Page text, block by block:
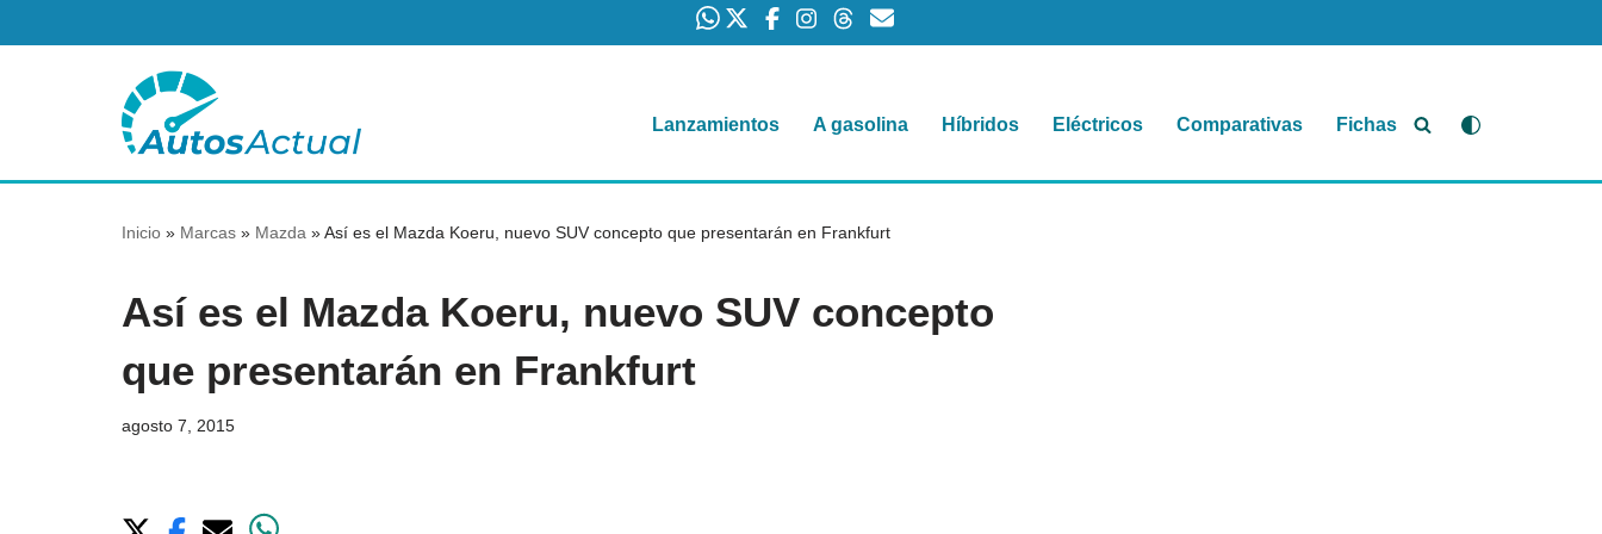
contenido
Lanzamientos A gasolina Híbridos Eléctricos Comparativas Fichas
Inicio » Marcas » Mazda »Así es el Mazda Koeru, nuevo SUV concepto que presentarán en Frankfurt
Así es el Mazda Koeru, nuevo SUV concepto
que presentarán en Frankfurt
agosto 7, 2015